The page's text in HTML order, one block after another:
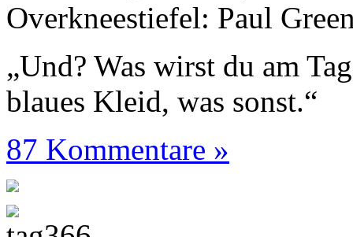
Overkneestiefel: Paul
„Und? Was wirst du am
blaues Kleid, was sonst.“
87 Kommentare »